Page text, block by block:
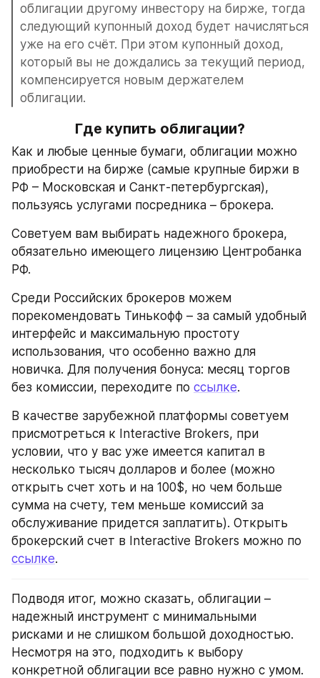
облигации другому инвестору на бирже, тогда
следующий купонный доход будет начисляться
уже на его счёт. При этом купонный доход,
который вы не дождались за текущий период,
компенсируется новым держателем
облигации.
Где купить облигации?
Как и любые ценные бумаги, облигации можно
приобрести на бирже (самые крупные биржи в
РФ – Московская и Санкт-петербургская),
пользуясь услугами посредника – брокера.
Советуем вам выбирать надежного брокера,
обязательно имеющего лицензию Центробанка
РФ.
Среди Российских брокеров можем
порекомендовать Тинькофф – за самый удобный
интерфейс и максимальную простоту
использования, что особенно важно для
новичка. Для получения бонуса: месяц торгов
без комиссии, переходите по ссылке.
В качестве зарубежной платформы советуем
присмотреться к Interactive Brokers, при
условии, что у вас уже имеется капитал в
несколько тысяч долларов и более (можно
открыть счет хоть и на 100$, но чем больше
сумма на счету, тем меньше комиссий за
обслуживание придется заплатить). Открыть
ссылке.
Подводя итог, можно сказать, облигации –
надежный инструмент с минимальными
рисками и не слишком большой доходностью.
Несмотря на это, подходить к выбору
конкретной облигации все равно нужно с умом.